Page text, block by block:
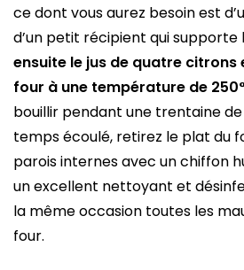
ce dont vous aurez besoin est
d’un petit récipient qui supporte
ensuite le jus de quatre
four à une température de
bouillir pendant une trentaine
temps écoulé, retirez le plat du
parois internes avec un chiffon
un excellent nettoyant et
la même occasion toutes les
four.